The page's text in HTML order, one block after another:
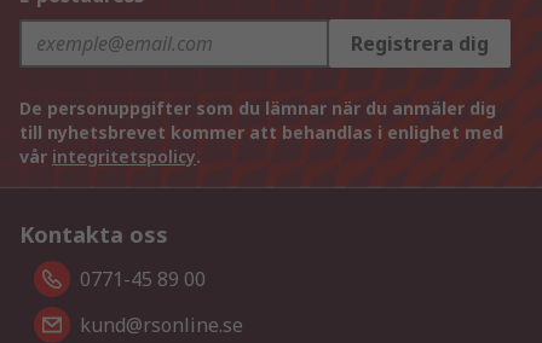
Registrera dig
De personuppgifter som du lämnar när du anmäler dig
till nyhetsbrevet kommer att behandlas i enlighet med
vår integritetspolicy.
Kontakta oss
0771-45 89 00
kund@rsonline.se